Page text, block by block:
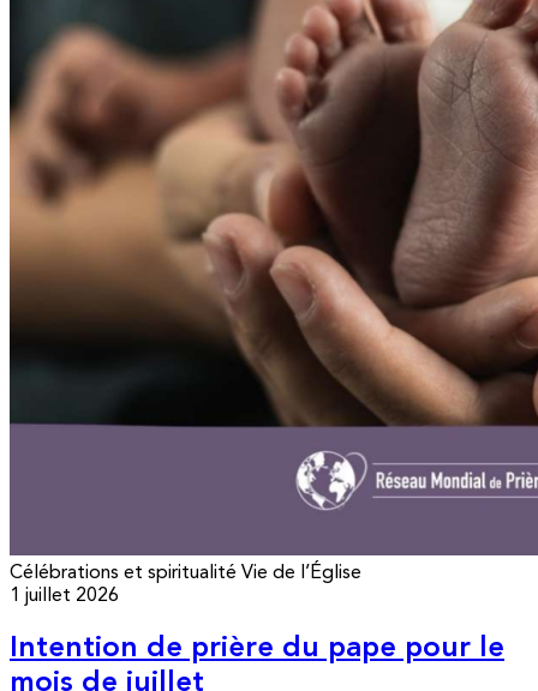
Célébrations et spiritualité Vie de l’Église
1 juillet 2026
Intention de prière du pape pour le
mois de juillet